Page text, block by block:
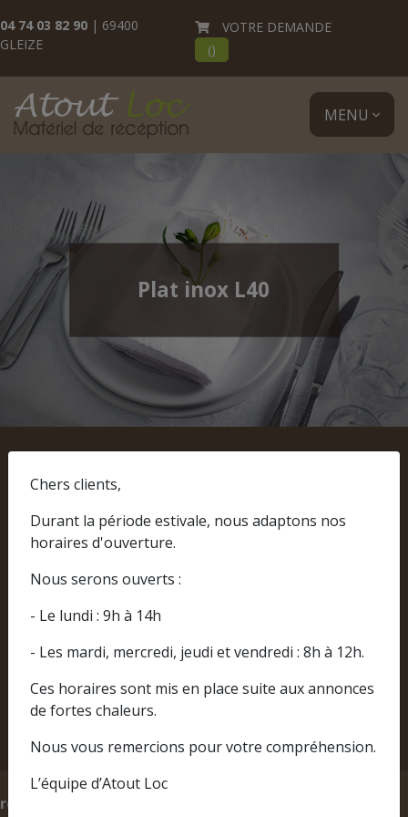
Chers clients,
Durant la période estivale, nous adaptons nos
horaires d'ouverture.
Nous serons ouverts :
- Le lundi : 9h à 14h
- Les mardi, mercredi, jeudi et vendredi : 8h à 12h.
Ces horaires sont mis en place suite aux annonces
de fortes chaleurs.
Nous vous remercions pour votre compréhension.
L’équipe d’Atout Loc
04 74 03 82 90 | 69400
GLEIZE
VOTRE DEMANDE
()
MENU
Plat inox L40
Plat inox L40
Plat
1,10 € TTC
Prix
Prix